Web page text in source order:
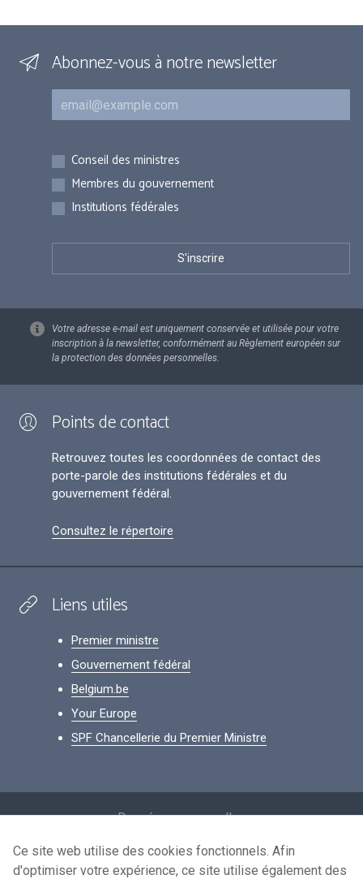
Abonnez-vous à notre newsletter
Courriel
Inscriptions
Conseil des ministres
Membres du gouvernement
Institutions fédérales
Votre adresse e-mail est uniquement conservée et utilisée pour votre
inscription à la newsletter, conformément au Règlement européen sur
la protection des données personnelles.
Points de contact
Retrouvez toutes les coordonnées de contact des
porte-parole des institutions fédérales et du
gouvernement fédéral.
Consultez le répertoire
Liens utiles
Premier ministre
Gouvernement fédéral
Belgium.be
Your Europe
SPF Chancellerie du Premier Ministre
Données personnelles
Conditions de réutilisation
Ce site web utilise des cookies fonctionnels. Afin
d'optimiser votre expérience, ce site utilise également des